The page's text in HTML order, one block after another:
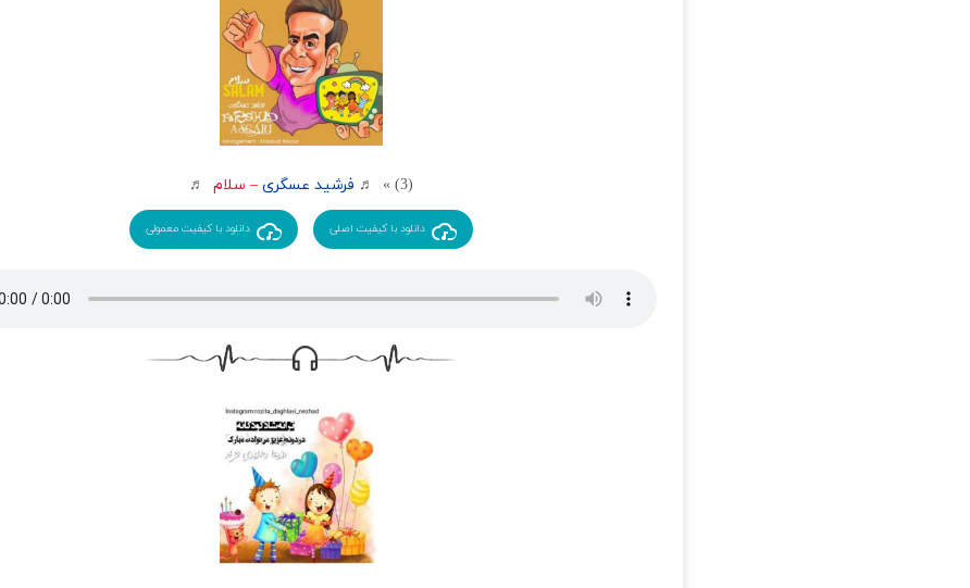
(3) » ♬ فرشید عسگری – سلام ♬
دانلود با کیفیت اصلی دانلود با کیفیت معمولی